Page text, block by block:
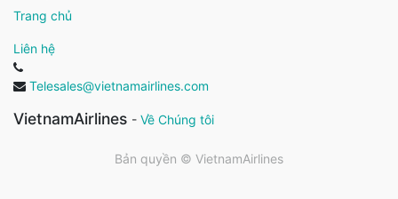
Trang chủ
Liên hệ
Telesales@vietnamairlines.com
VietnamAirlines - Về Chúng tôi
Bản quyền © VietnamAirlines